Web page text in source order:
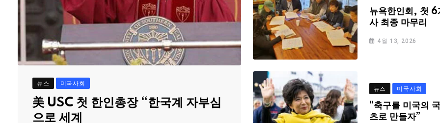
뉴스 미국사회
美 USC 첫 한인총장 “한국계 자부심
으로 세계
뉴욕한인회, 첫 6
사 최종 마무리
4월 13, 2026
뉴스 미국사회
“축구를 미국의
츠로 만들자”